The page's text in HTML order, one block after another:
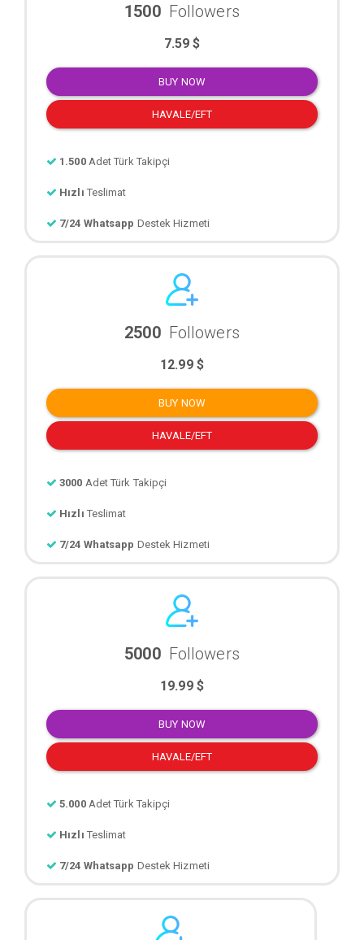
1500 Followers
7.59 $
BUY NOW
HAVALE/EFT
1.500 Adet Türk Takipçi
Hızlı Teslimat
7/24 Whatsapp Destek Hizmeti
2500 Followers
12.99 $
BUY NOW
HAVALE/EFT
3000 Adet Türk Takipçi
Hızlı Teslimat
7/24 Whatsapp Destek Hizmeti
5000 Followers
19.99 $
BUY NOW
HAVALE/EFT
5.000 Adet Türk Takipçi
Hızlı Teslimat
7/24 Whatsapp Destek Hizmeti